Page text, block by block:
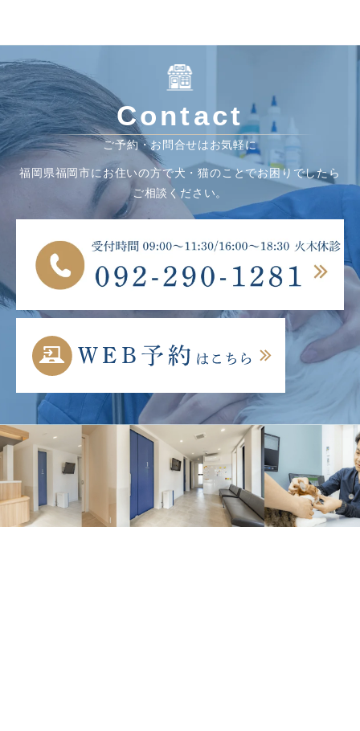
Contact
ご予約・お問合せはお気軽に
福岡県福岡市にお住いの方で犬・猫のことでお困りでしたら
ご相談ください。